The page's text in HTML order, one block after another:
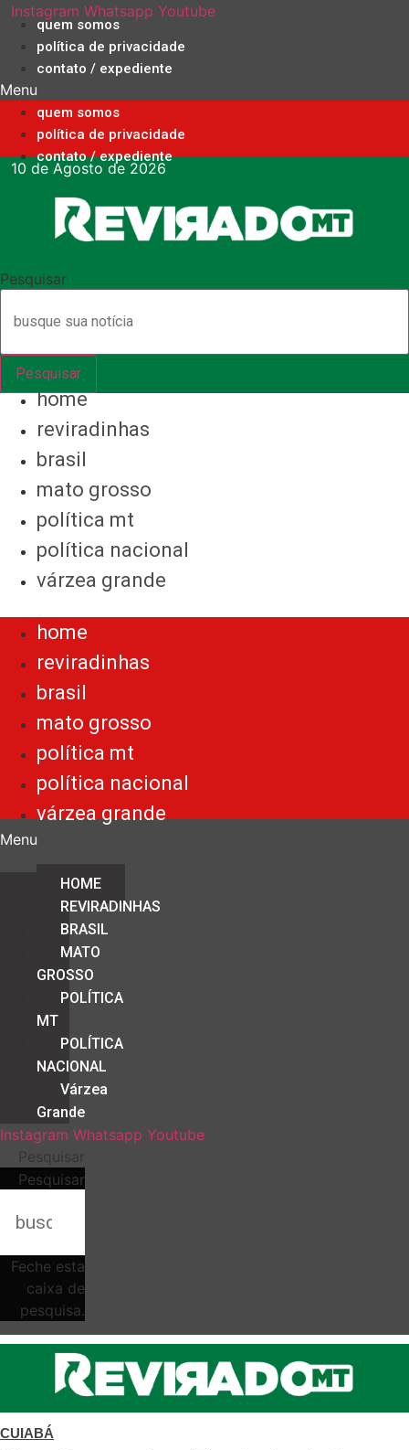
conteúdo
Instagram Whatsapp Youtube
quem somos
política de privacidade
contato / expediente
Menu
quem somos
política de privacidade
contato / expediente
10 de Agosto de 2026
Pesquisar
Pesquisar
home
reviradinhas
brasil
mato grosso
política mt
política nacional
várzea grande
home
reviradinhas
brasil
mato grosso
política mt
política nacional
várzea grande
Menu
HOME
REVIRADINHAS
BRASIL
MATO
GROSSO
POLÍTICA
MT
POLÍTICA
NACIONAL
Várzea
Grande
Instagram Whatsapp Youtube
Pesquisar
Pesquisar
Feche esta
caixa de
pesquisa.
CUIABÁ